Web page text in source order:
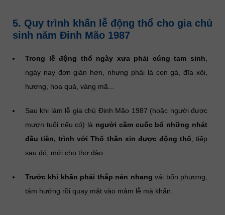
5. Quy trình khấn lễ động thổ cho gia chủ
sinh năm Đinh Mão 1987
Trong lễ động thổ ngày xưa phải cúng tam sinh
ngày nay đơn giản hơn, nhưng phải là con gà, đĩa xôi,
hương, hoa quả, vàng mã...
Sau khi làm lễ gia chủ Đinh Mão 1987 (hoặc người được
mượn tuổi nếu có) là người cầm cuốc bổ những nhát
đầu tiên, trình với Thổ thần xin được động thổ , tiếp
sau đó, mới cho thợ đào.
Trước khi khấn phải thắp nén nhang vái bốn phương,
tám hướng rồi quay mặt vào mâm lễ mà khấn.